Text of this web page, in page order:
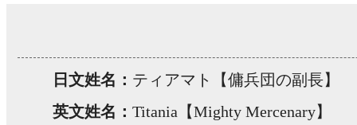
日文姓名： ティアマト【傭兵団の副長】
英文姓名： Titania【Mighty Mercenary】